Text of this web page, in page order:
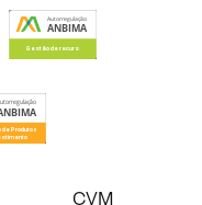
CVM